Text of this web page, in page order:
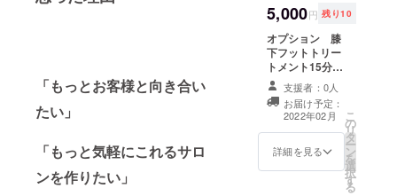
「もっとお客様と向き合い
たい」
「もっと気軽にこれるサロ
ンを作りたい」
5,000円 残り10
オプション 膝
下フットトリー
トメント15分提
供
支援者：0人
お届け予定：
2022年02月
詳細を見る
こ
の
リ
タ
ー
ン
を
選
択
す
る